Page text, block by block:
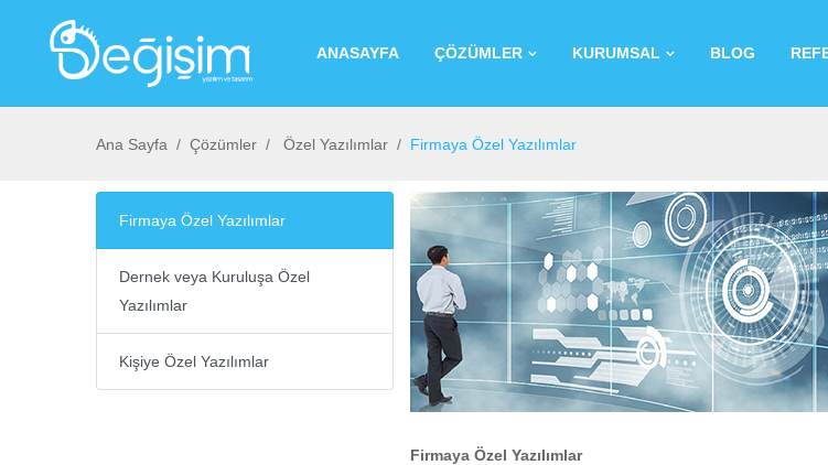
ANASAYFA ÇÖZÜMLER KURUMSAL BLOG
Ana Sayfa Çözümler Özel Yazılımlar Firmaya Özel Yazılımlar
Firmaya Özel Yazılımlar
Dernek veya Kuruluşa Özel
Yazılımlar
Kişiye Özel Yazılımlar
Firmaya Özel Yazılımlar